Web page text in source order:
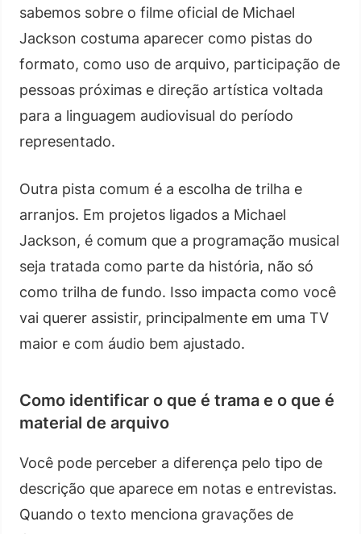
sabemos sobre o filme oficial de Michael
Jackson costuma aparecer como pistas do
formato, como uso de arquivo, participação de
pessoas próximas e direção artística voltada
para a linguagem audiovisual do período
representado.
Outra pista comum é a escolha de trilha e
arranjos. Em projetos ligados a Michael
Jackson, é comum que a programação musical
seja tratada como parte da história, não só
como trilha de fundo. Isso impacta como você
vai querer assistir, principalmente em uma TV
maior e com áudio bem ajustado.
Como identificar o que é trama e o que é
material de arquivo
Você pode perceber a diferença pelo tipo de
descrição que aparece em notas e entrevistas.
Quando o texto menciona gravações de